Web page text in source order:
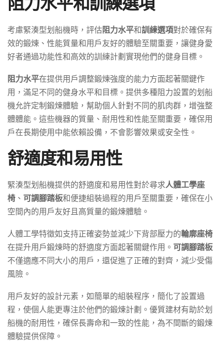
考慮緊湊型划船機時，評估阻力水平和訓練選項對於確保有
效的鍛煉、性能質量和用戶友好的體驗至關重要，讓健身愛
好者通過功能性和高效的訓練計劃實現他們的健身目標。
阻力水平在提供用戶調整鍛煉強度的能力方面起著關鍵作
用，滿足不同的健身水平和目標。提供多種阻力設置的划船
機允許定制鍛煉體驗，幫助個人針對不同的肌肉群，增強整
體體能。這些機器的質量、耐用性和性能至關重要，確保用
戶在長期使用中能依賴設備，不會影響效果或安全性。
舒適度和易用性
緊湊型划船機提供的舒適度和易用性對於尋求人體工學座
椅 、 可調腳踏板和便捷組裝過程的用戶至關重要，確保在小
空間內的用戶友好且高質量的鍛煉體驗。
人體工學特徵如支持正確姿勢並減少下背部壓力的輪廓座椅
在提升用戶鍛煉時的舒適度方面起著關鍵作用。 可調腳踏板
不僅適應不同大小的用戶，還促進了正確的對齊，減少受傷
風險。
用戶友好的設計元素，如簡單的組裝程序，簡化了設置過
程，使個人能更專注於他們的鍛煉計劃。優質建材有助於划
船機的耐用性，確保長壽命和一致的性能，為不間斷的鍛煉
體驗提供保障。